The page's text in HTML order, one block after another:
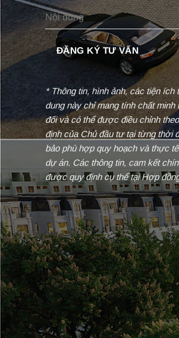
* Thông tin, hình ảnh, các tiện ích
dung này chỉ mang tính chất minh
đối và có thể được điều chỉnh
định của Chủ đầu tư tại từng thời
bảo phù hợp quy hoạch và thực
dự án. Các thông tin, cam kết
được quy định cụ thể tại Hợp